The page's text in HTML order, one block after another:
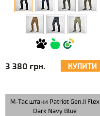
3 380 грн. КУПИТИ
M-Tac штани Patriot Gen.II Flex
Dark Navy Blue